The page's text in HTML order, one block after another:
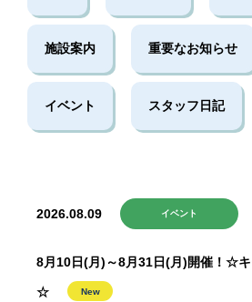
施設案内 重要なお知らせ
イベント スタッフ日記
2026.08.09 イベント
8月10日(月)～8月31日(月)開催！☆
☆